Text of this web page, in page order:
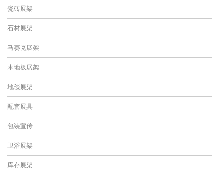
瓷砖展架
石材展架
马赛克展架
木地板展架
地毯展架
配套展具
包装宣传
卫浴展架
库存展架